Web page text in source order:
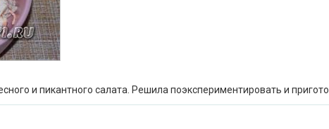
и пикантного салата. Решила поэкспериментировать и пригото